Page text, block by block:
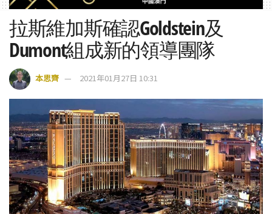
拉斯維加斯確認Goldstein及
Dumont組成新的領導團隊
本思齊 2021年01月27日 10:31